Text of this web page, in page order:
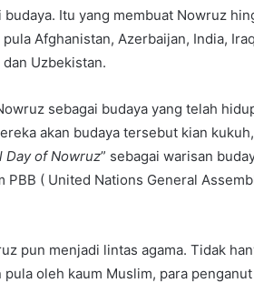
Itu yang membuat Nowruz
Afghanistan, Azerbaijan, India,
Uzbekistan.
sebagai budaya yang telah
akan budaya tersebut kian
Day of Nowruz” sebagai warisan
( United Nations General
pun menjadi lintas agama. Tidak
oleh kaum Muslim, para penganut